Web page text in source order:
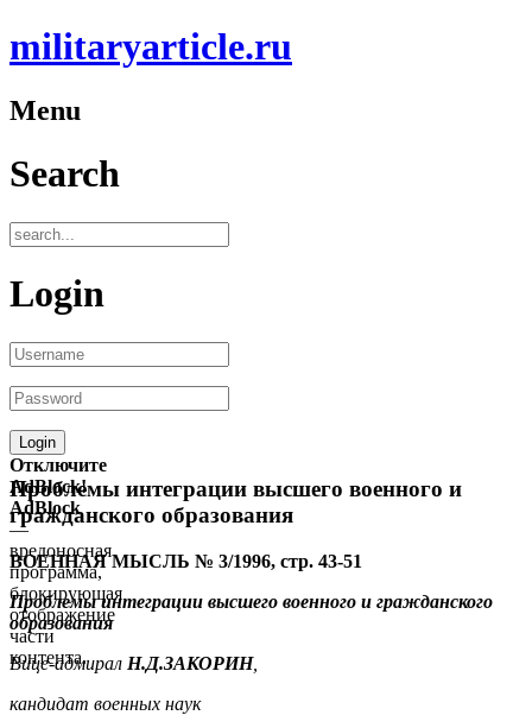
militaryarticle.ru
Menu
Search
Login
Отключите
AdBlock!
AdBlock
—
вредоносная
программа,
блокирующая
отображение
части
контента.
Проблемы интеграции высшего военного и
гражданского образования
ВОЕННАЯ МЫСЛЬ № 3/1996, стр. 43-51
Проблемы интеграции высшего военного и гражданского
образования
Вице-адмирал Н.Д.ЗАКОРИН,
кандидат военных наук